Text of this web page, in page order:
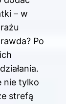
– w
Po
nie tylko
strefą